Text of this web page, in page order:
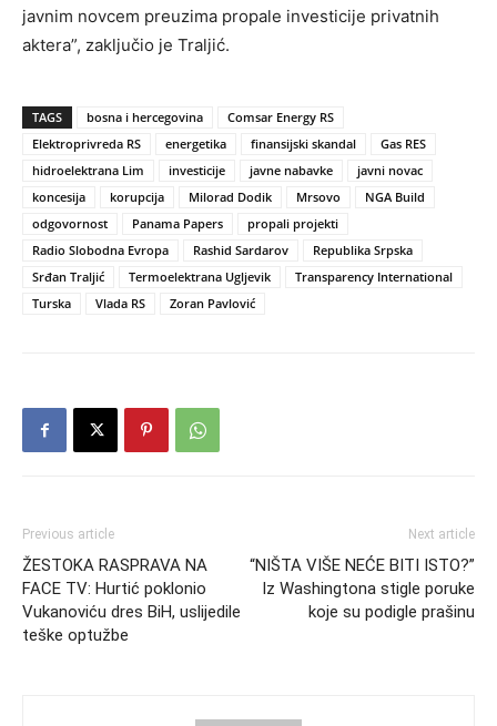
javnim novcem preuzima propale investicije privatnih
aktera”, zaključio je Traljić.
TAGS bosna i hercegovina
Comsar Energy RS
Elektroprivreda RS
energetika finansijski skandal
Gas RES
hidroelektrana Lim
investicije javne nabavke
javni novac
koncesija
korupcija Milorad Dodik Mrsovo
NGA Build
odgovornost
Panama Papers
propali projekti
Radio Slobodna Evropa
Rashid Sardarov
Republika Srpska
Srđan Traljić
Termoelektrana Ugljevik
Transparency International
Turska
Vlada RS Zoran Pavlović
Previous article
ŽESTOKA RASPRAVA NA
FACE TV: Hurtić poklonio
Vukanoviću dres BiH, uslijedile
teške optužbe
Next article
“NIŠTA VIŠE NEĆE BITI ISTO?”
Iz Washingtona stigle poruke
koje su podigle prašinu